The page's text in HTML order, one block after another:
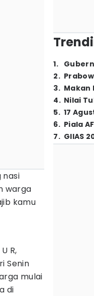
nasi
warga
kamu
R,
Senin
mulai
di
1.
2.
3. Makan
4. Nilai
5. 17
6. Piala
7. GIIAS